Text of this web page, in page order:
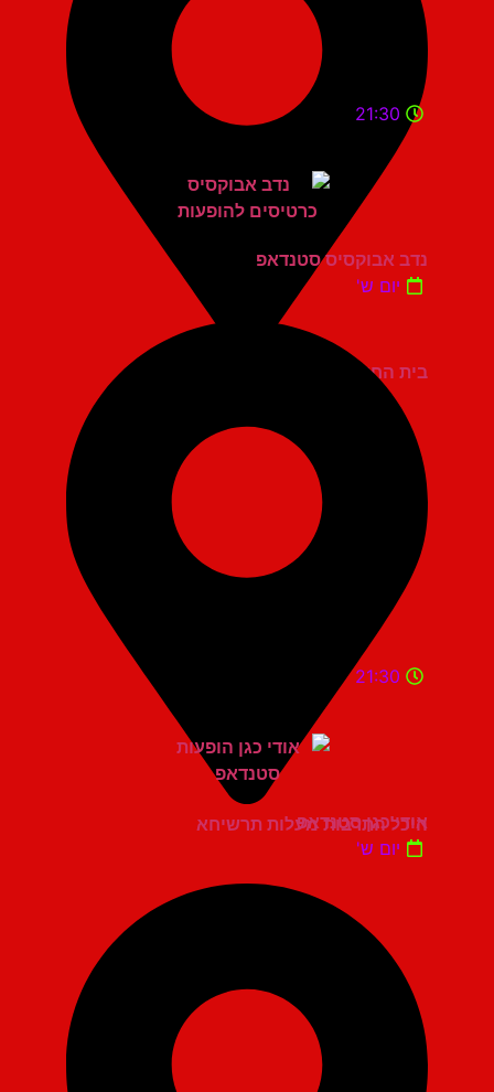
בית החייל תל אביב
21:30
נדב אבוקסיס סטנדאפ
יום ש'
היכל התרבות מעלות תרשיחא
21:30
אודי כגן סטנדאפ
יום ש'